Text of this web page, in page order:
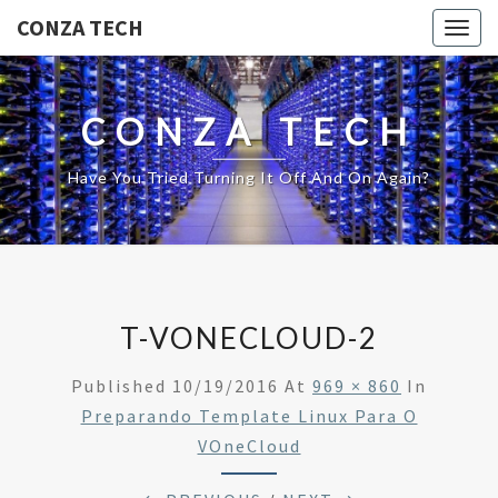
CONZA TECH
CONZA TECH
Have You Tried Turning It Off And On Again?
T-VONECLOUD-2
Published 10/19/2016 At 969 × 860 In
Preparando Template Linux Para O
VOneCloud